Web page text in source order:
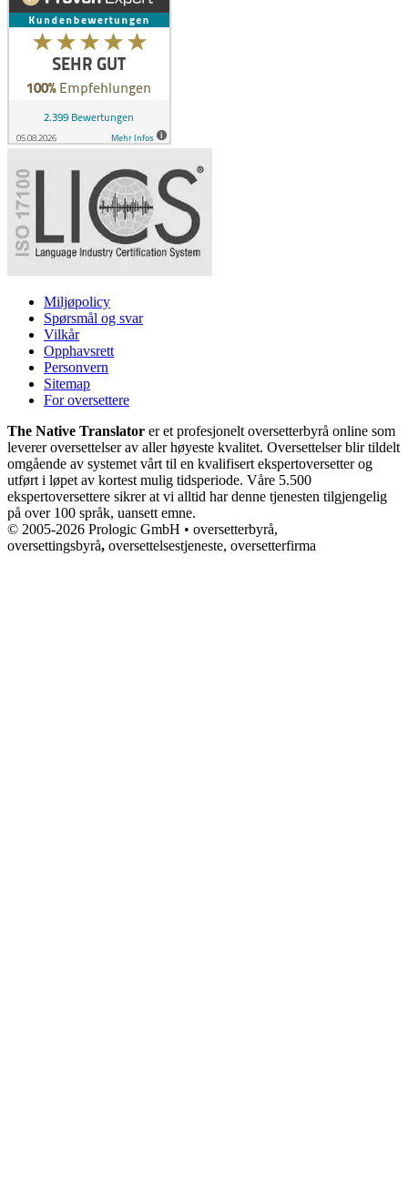
Miljøpolicy
Spørsmål og svar
Vilkår
Opphavsrett
Personvern
Sitemap
For oversettere
The Native Translator er et profesjonelt oversetterbyrå online som
leverer oversettelser av aller høyeste kvalitet. Oversettelser blir tildelt
omgående av systemet vårt til en kvalifisert ekspertoversetter og
utført i løpet av kortest mulig tidsperiode. Våre 5.500
ekspertoversettere sikrer at vi alltid har denne tjenesten tilgjengelig
på over 100 språk, uansett emne.
© 2005-2026 Prologic GmbH • oversetterbyrå,
oversettingsbyrå, oversettelsestjeneste, oversetterfirma